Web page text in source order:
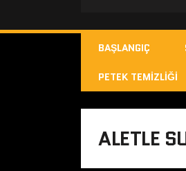
BAŞLANGIÇ
PETEK TEMIZLIĞI
ALETLE